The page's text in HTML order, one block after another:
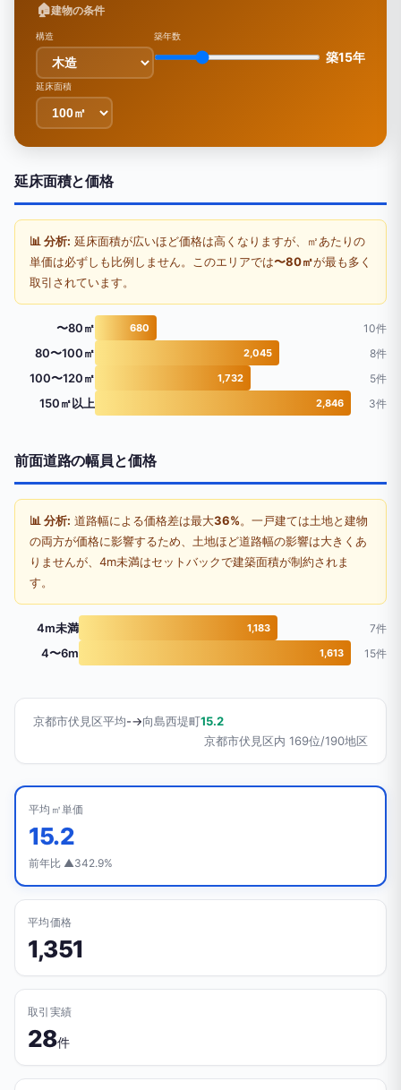
🏠建物の条件
構造 築年数
築15年
延床面積
延床面積と価格
📊 分析: 延床面積が広いほど価格は高くなりますが、㎡あたりの
単価は必ずしも比例しません。このエリアでは〜80㎡が最も多く
取引されています。
〜80㎡ 680 10件
80〜100㎡ 2,045 8件
100〜120㎡ 1,732 5件
150㎡以上 2,846 3件
前面道路の幅員と価格
📊 分析: 道路幅による価格差は最大36%。一戸建ては土地と建物
の両方が価格に影響するため、土地ほど道路幅の影響は大きくあ
りませんが、4m未満はセットバックで建築面積が制約されま
す。
4m未満 1,183 7件
4〜6m 1,613 15件
京都市伏見区平均-→向島西堤町15.2
京都市伏見区内 169位/190地区
平均㎡単価
15.2
前年比 ▲342.9%
平均価格
1,351
取引実績
28件